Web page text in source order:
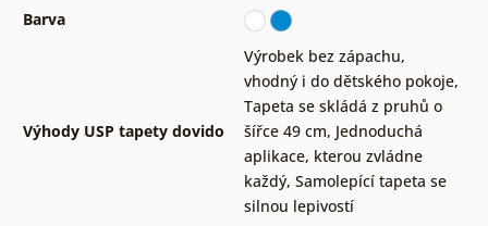
Barva
Výhody USP tapety dovido
Výrobek bez zápachu,
vhodný i do dětského pokoje,
Tapeta se skládá z pruhů o
šířce 49 cm, Jednoduchá
aplikace, kterou zvládne
každý, Samolepící tapeta se
silnou lepivostí